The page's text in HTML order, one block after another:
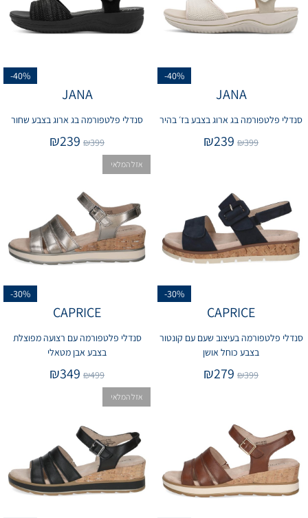
-40%
JANA
סנדלי פלטפורמה בג ארוג בצבע בז׳ בהיר
₪399
₪239
-40%
JANA
סנדלי פלטפורמה בג ארוג בצבע שחור
₪399
₪239
-30%
CAPRICE
סנדלי פלטפורמה בעיצוב שעם עם קונטור
בצבע כוחל אושן
₪399
₪279
-30%
אזל המלאי
CAPRICE
סנדלי פלטפורמה עם רצועה מפוצלת
בצבע אבן מטאלי
₪499
₪349
אזל המלאי